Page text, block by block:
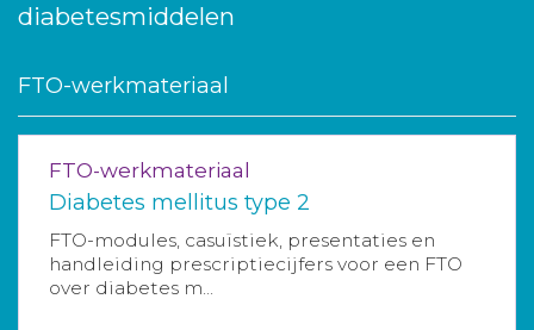
diabetesmiddelen
FTO-werkmateriaal
FTO-werkmateriaal
Diabetes mellitus type 2
FTO-modules, casuïstiek, presentaties en
handleiding prescriptiecijfers voor een FTO
over diabetes m...